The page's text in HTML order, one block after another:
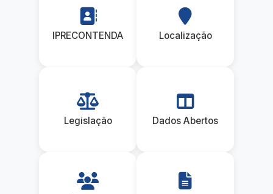
IPRECONTENDA Localização
Legislação Dados Abertos